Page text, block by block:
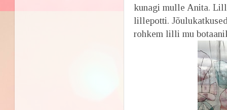
kunagi mulle Anita.
lillepotti.
rohkem lilli mu